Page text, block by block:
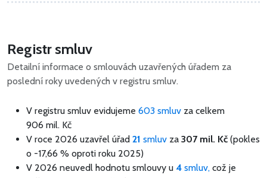
Registr smluv
Detailní informace o smlouvách uzavřených úřadem za
poslední roky uvedených v registru smluv.
V registru smluv evidujeme 603 smluv za celkem
906 mil. Kč
V roce 2026 uzavřel úřad 21 smluv za 307 mil. Kč (pokles
o -17,66 % oproti roku 2025)
V 2026 neuvedl hodnotu smlouvy u 4 smluv, což je